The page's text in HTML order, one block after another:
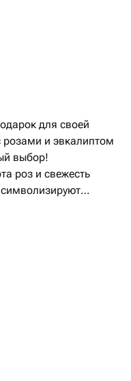
для своей
и эвкалиптом
выбор!
роз и свежесть
дополнит
для дарения на
Валентина,
праздник. Этот
и нежных эмоций.
Цветы от Юлии.
Калуге недорого и
поэтому мы
наших цветов. Кроме